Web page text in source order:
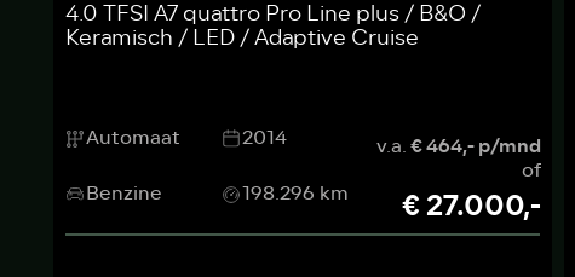
4.0 TFSI A7 quattro Pro Line plus / B&O /
Keramisch / LED / Adaptive Cruise
Automaat
2014
Benzine
198.296 km
v.a.€ 464,- p/mnd
of
€ 27.000,-